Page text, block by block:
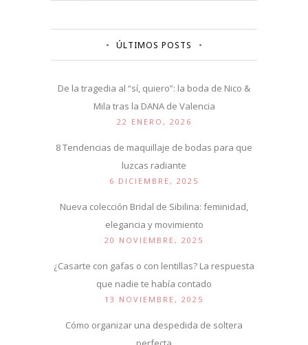
ÚLTIMOS POSTS
De la tragedia al “sí, quiero”: la boda de Nico &
Mila tras la DANA de Valencia
22 ENERO, 2026
8 Tendencias de maquillaje de bodas para que
luzcas radiante
6 DICIEMBRE, 2025
Nueva colección Bridal de Sibilina: feminidad,
elegancia y movimiento
20 NOVIEMBRE, 2025
¿Casarte con gafas o con lentillas? La respuesta
que nadie te había contado
13 NOVIEMBRE, 2025
Cómo organizar una despedida de soltera